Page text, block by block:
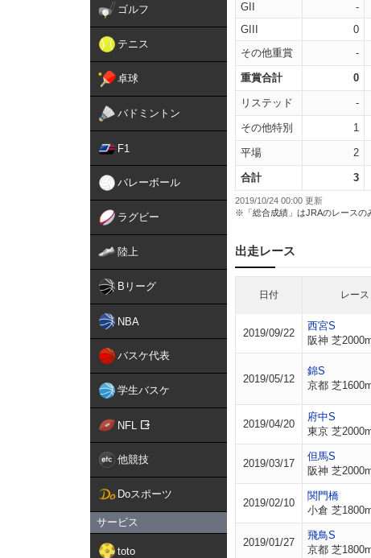
ゴルフ
テニス
卓球
バドミントン
F1
バレーボール
ラグビー
陸上
Bリーグ
NBA
バスケ代表
学生バスケ
NFL
他競技
Doスポーツ
サービス
toto
GII
-
GIII
0
その他重賞
-
重賞合計 0
リステッド -
その他特別 1
平場 2
合計 3
2019/10/24 00:00 更新
※「総合成績」はJRAのレースの
出走レース
日付 レース
2019/09/22
西宮S
阪神 芝
2019/05/12
錦S
京都 芝
2019/04/20
府中S
東京 芝
2019/03/17
但馬S
阪神 芝
2019/02/10
関門橋
小倉 芝
2019/01/27
飛鳥S
京都 芝